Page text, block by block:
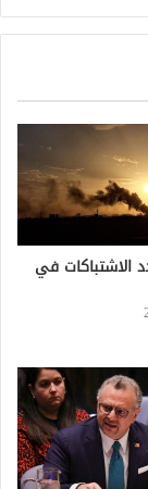
الاشتباكات في